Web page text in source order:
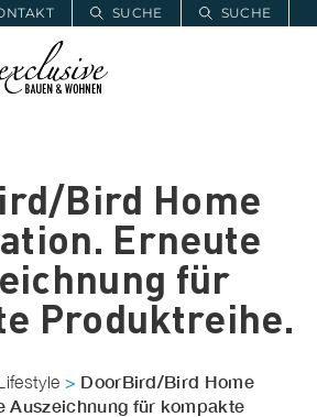
SUCHE
SUCHE
Bird Home
Erneute
für
Produktreihe.
> DoorBird/Bird Home
Auszeichnung für kompakte